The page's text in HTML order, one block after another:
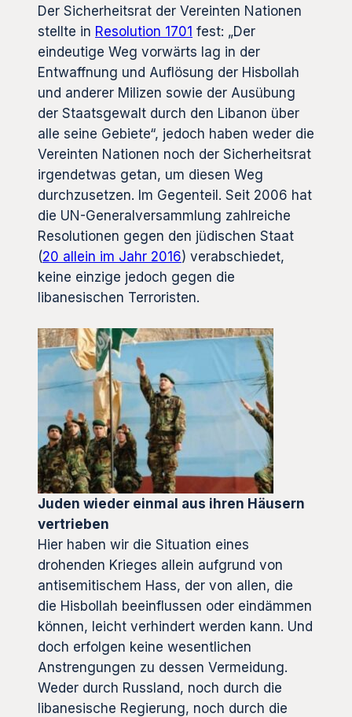
Der Sicherheitsrat der Vereinten Nationen
stellte in Resolution 1701 fest: „Der
eindeutige Weg vorwärts lag in der
Entwaffnung und Auflösung der Hisbollah
und anderer Milizen sowie der Ausübung
der Staatsgewalt durch den Libanon über
alle seine Gebiete“, jedoch haben weder die
Vereinten Nationen noch der Sicherheitsrat
irgendetwas getan, um diesen Weg
durchzusetzen. Im Gegenteil. Seit 2006 hat
die UN-Generalversammlung zahlreiche
Resolutionen gegen den jüdischen Staat
(20 allein im Jahr 2016) verabschiedet,
keine einzige jedoch gegen die
libanesischen Terroristen.
Juden wieder einmal aus ihren Häusern
vertrieben
Hier haben wir die Situation eines
drohenden Krieges allein aufgrund von
antisemitischem Hass, der von allen, die
die Hisbollah beeinflussen oder eindämmen
können, leicht verhindert werden kann. Und
doch erfolgen keine wesentlichen
Anstrengungen zu dessen Vermeidung.
Weder durch Russland, noch durch die
libanesische Regierung, noch durch die